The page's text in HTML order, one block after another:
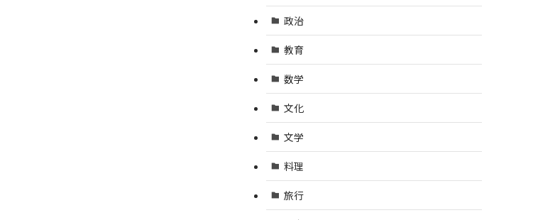
政治
教育
数学
文化
文学
料理
旅行